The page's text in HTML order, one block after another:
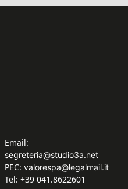
Email:
segreteria@studio3a.net
PEC: valorespa@legalmail.it
Tel: +39 041.8622601